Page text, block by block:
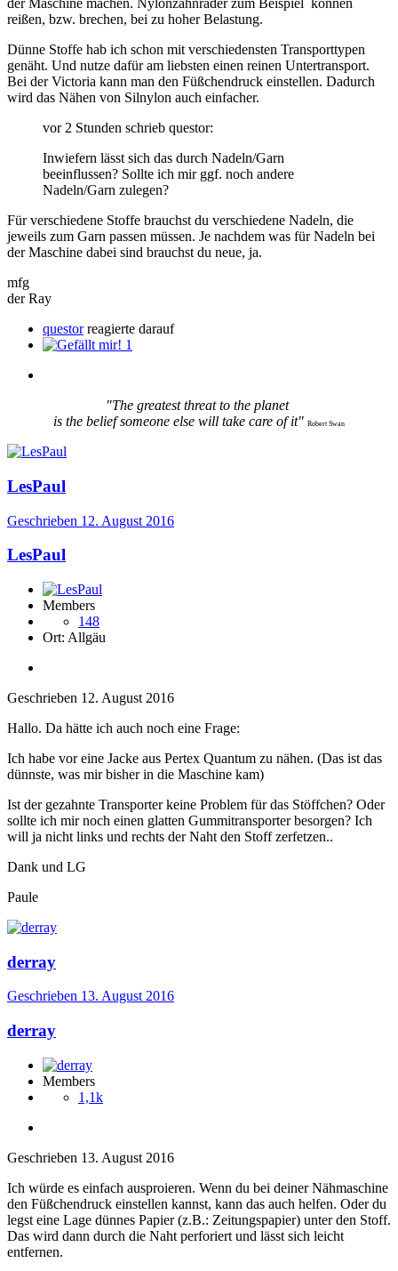
der Maschine machen. Nylonzahnräder zum Beispiel können
reißen, bzw. brechen, bei zu hoher Belastung.
Dünne Stoffe hab ich schon mit verschiedensten Transporttypen
genäht. Und nutze dafür am liebsten einen reinen Untertransport.
Bei der Victoria kann man den Füßchendruck einstellen. Dadurch
wird das Nähen von Silnylon auch einfacher.
vor 2 Stunden schrieb questor:
Inwiefern lässt sich das durch Nadeln/Garn
beeinflussen? Sollte ich mir ggf. noch andere
Nadeln/Garn zulegen?
Für verschiedene Stoffe brauchst du verschiedene Nadeln, die
jeweils zum Garn passen müssen. Je nachdem was für Nadeln bei
der Maschine dabei sind brauchst du neue, ja.
mfg
der Ray
questorreagierte darauf
1
"The greatest threat to the planet
is the belief someone else will take care of it" Robert Swan
LesPaul
Geschrieben 12. August 2016
LesPaul
Members
148
Ort: Allgäu
Geschrieben 12. August 2016
Hallo. Da hätte ich auch noch eine Frage:
Ich habe vor eine Jacke aus Pertex Quantum zu nähen. (Das ist das
dünnste, was mir bisher in die Maschine kam)
Ist der gezahnte Transporter keine Problem für das Stöffchen? Oder
sollte ich mir noch einen glatten Gummitransporter besorgen? Ich
will ja nicht links und rechts der Naht den Stoff zerfetzen..
Dank und LG
Paule
derray
Geschrieben 13. August 2016
derray
Members
1,1k
Geschrieben 13. August 2016
Ich würde es einfach ausproieren. Wenn du bei deiner Nähmaschine
den Füßchendruck einstellen kannst, kann das auch helfen. Oder du
legst eine Lage dünnes Papier (z.B.: Zeitungspapier) unter den Stoff.
Das wird dann durch die Naht perforiert und lässt sich leicht
entfernen.